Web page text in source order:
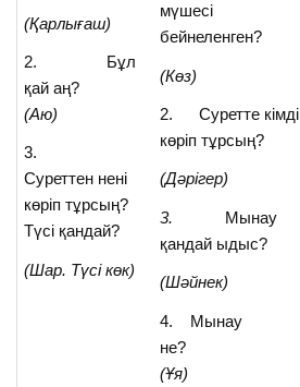
(Қарлығаш)
2. Бұл
қай аң?
(Аю)
3.
Суреттен нені
көріп тұрсың?
Түсі қандай?
(Шар. Түсі көк)
мүшесі
бейнеленген?
(Көз)
2. Суретте кімді
көріп тұрсың?
(Дәрігер)
3. Мынау
қандай ыдыс?
(Шәйнек)
4. Мынау
не?
(Ұя)